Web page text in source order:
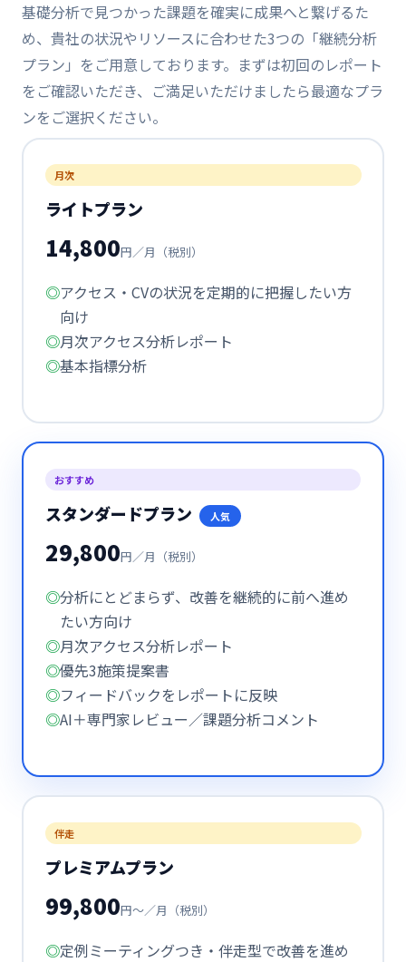
基礎分析で見つかった課題を確実に成果へと繋げるた
め、貴社の状況やリソースに合わせた3つの「継続分析
プラン」をご用意しております。まずは初回のレポート
をご確認いただき、ご満足いただけましたら最適なプラ
ンをご選択ください。
月次
ライトプラン
14,800円／月（税別）
アクセス・CVの状況を定期的に把握したい方
向け
月次アクセス分析レポート
基本指標分析
おすすめ
スタンダードプラン 人気
29,800円／月（税別）
分析にとどまらず、改善を継続的に前へ進め
たい方向け
月次アクセス分析レポート
優先3施策提案書
フィードバックをレポートに反映
AI＋専門家レビュー／課題分析コメント
伴走
プレミアムプラン
99,800円～／月（税別）
定例ミーティングつき・伴走型で改善を進め